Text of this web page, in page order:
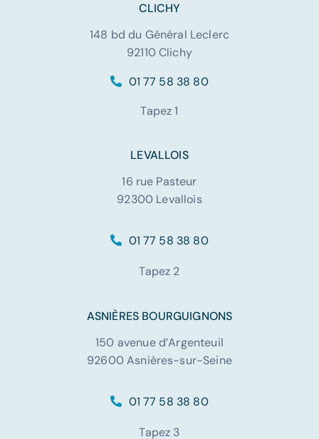
CLICHY
148 bd du Général Leclerc
92110 Clichy
01 77 58 38 80
Tapez 1
LEVALLOIS
16 rue Pasteur
92300 Levallois
01 77 58 38 80
Tapez 2
ASNIÈRES BOURGUIGNONS
150 avenue d’Argenteuil
92600 Asnières-sur-Seine
01 77 58 38 80
Tapez 3